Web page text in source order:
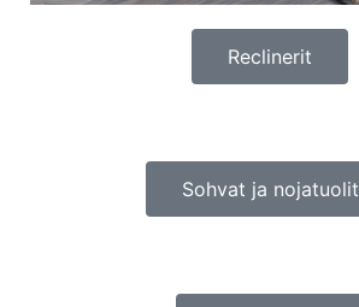
Reclinerit
Sohvat ja nojatuolit